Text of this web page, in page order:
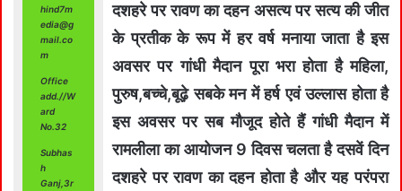
hind7m
edia@g
mail.co
m
Office
add.//W
ard
No.32
Subhas
h
Ganj,3r
दशहरे पर रावण का दहन असत्य पर सत्य की जीत
के प्रतीक के रूप में हर वर्ष मनाया जाता है इस
अवसर पर गांधी मैदान पूरा भरा होता है महिला,
पुरुष,बच्चे,बूढ़े सबके मन में हर्ष एवं उल्लास होता है
इस अवसर पर सब मौजूद होते हैं गांधी मैदान में
रामलीला का आयोजन 9 दिवस चलता है दसवें दिन
दशहरे पर रावण का दहन होता है और यह परंपरा